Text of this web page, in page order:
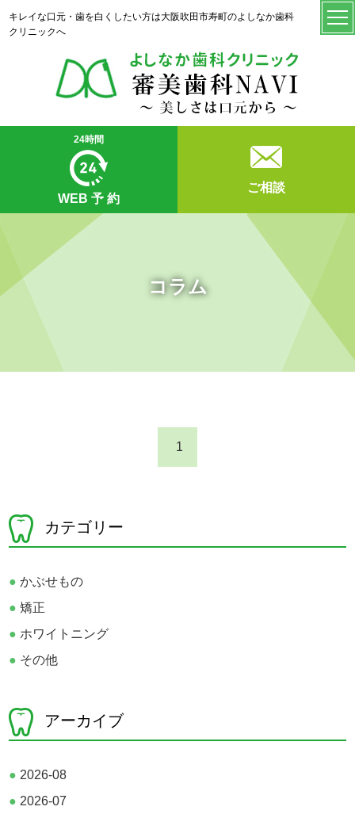
キレイな口元・歯を白くしたい方は大阪吹田市寿町のよしなか歯科
クリニックへ
24時間
WEB 予 約
ご相談
コラム
1
カテゴリー
● かぶせもの
● 矯正
● ホワイトニング
● その他
アーカイブ
● 2026-08
● 2026-07